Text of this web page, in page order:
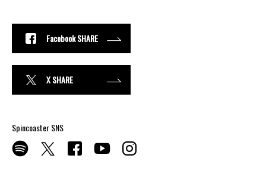
Facebook SHARE
X SHARE
Spincoaster SNS